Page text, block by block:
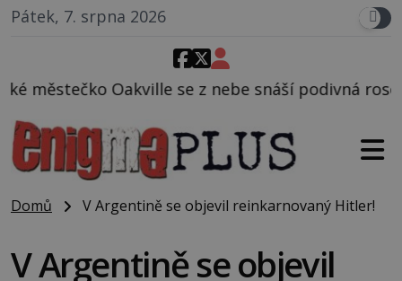
Pátek, 7. srpna 2026
z nebe snáší podivná rosolovitá látka neznámého
Domů V Argentině se objevil reinkarnovaný Hitler!
V Argentině se objevil